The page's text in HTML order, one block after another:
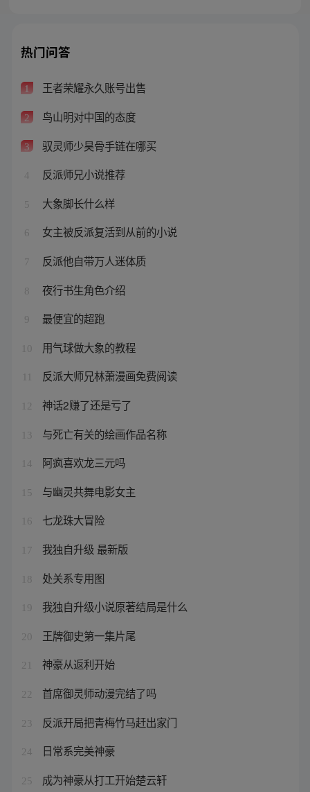
热门问答
1 王者荣耀永久账号出售
2 鸟山明对中国的态度
3 驭灵师少昊骨手链在哪买
4 反派师兄小说推荐
5 大象脚长什么样
6 女主被反派复活到从前的小说
7 反派他自带万人迷体质
8 夜行书生角色介绍
9 最便宜的超跑
10 用气球做大象的教程
反派大师兄林萧漫画免费阅读
12 神话2赚了还是亏了
13 与死亡有关的绘画作品名称
14 阿疯喜欢龙三元吗
15 与幽灵共舞电影女主
16 七龙珠大冒险
17 我独自升级 最新版
18 处关系专用图
19 我独自升级小说原著结局是什么
20 王牌御史第一集片尾
21 神豪从返利开始
22 首席御灵师动漫完结了吗
23 反派开局把青梅竹马赶出家门
24 日常系完美神豪
25 成为神豪从打工开始楚云轩